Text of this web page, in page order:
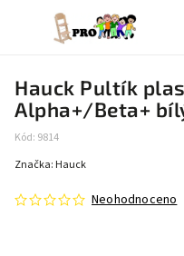
Hauck Pultík
Alpha+/Beta+
Kód: 9814
Neohodnoceno
Značka: Hauck